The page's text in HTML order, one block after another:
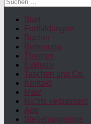
nach:
Start
Fortbildungen
Bücher
Betreuung
Themen
Exklusiv
Taschen und Co.
Kontakt
Maw
Nichts verpassen!
App
Stellenangebote